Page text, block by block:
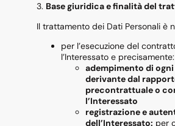
3. Base giuridica e finalità del
Il trattamento dei Dati Personali è
per l’esecuzione del
l’Interessato e precisamente:
adempimento di
derivante dal
precontrattuale o
l’Interessato
registrazione e
dell’Interessato: per